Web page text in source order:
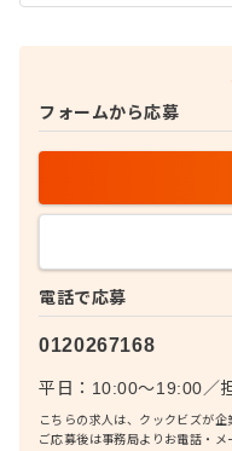
電話で応募
0120267168
平日：10:00〜19:00／
こちらの求人は、クックビズが企
ご応募後は事務局よりお電話・
フォームから応募